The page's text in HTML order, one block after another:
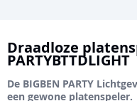
naar
het
begin
Draadloze
PARTYBTTDLIGHT
De BIGBEN PARTY
een gewone platenspeler.